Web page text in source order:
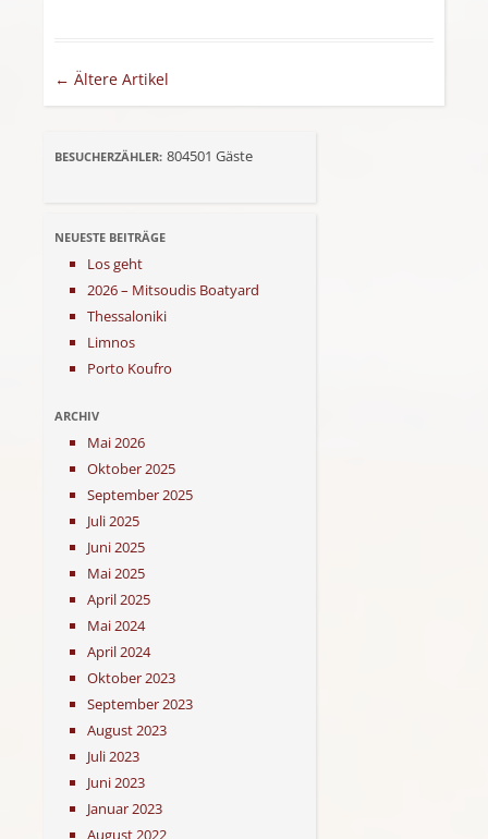
Artikel-Navigation
← Ältere Artikel
BESUCHERZÄHLER: 804501 Gäste
NEUESTE BEITRÄGE
Los geht
2026 – Mitsoudis Boatyard
Thessaloniki
Limnos
Porto Koufro
ARCHIV
Mai 2026
Oktober 2025
September 2025
Juli 2025
Juni 2025
Mai 2025
April 2025
Mai 2024
April 2024
Oktober 2023
September 2023
August 2023
Juli 2023
Juni 2023
Januar 2023
August 2022